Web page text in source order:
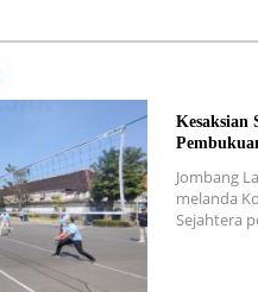
Kesaksian
Jombang
melanda
Sejahtera